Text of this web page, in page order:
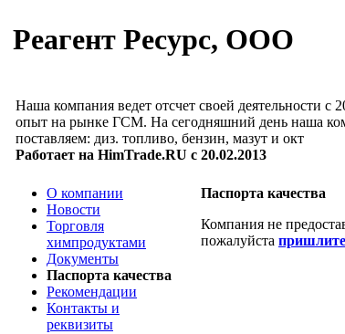
Реагент Ресурс, ООО
Наша компания ведет отсчет своей деятельности с
опыт на рынке ГСМ. На сегодняшний день наша
поставляем: диз. топливо, бензин, мазут и окт
Работает на HimTrade.RU с 20.02.2013
О компании
Новости
Торговля
химпродуктами
Документы
Паспорта качества
Рекомендации
Контакты и
реквизиты
Паспорта качества
Компания не
пожалуйста